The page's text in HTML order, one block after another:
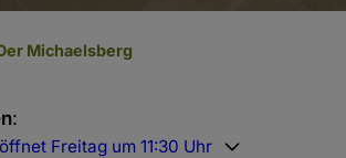
Michaelsberg
:
Freitag um 11:30 Uhr